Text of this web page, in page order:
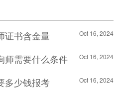
证书含金量 Oct 16, 2024
师需要什么条件 Oct 16, 2024
多少钱报考 Oct 16, 2024